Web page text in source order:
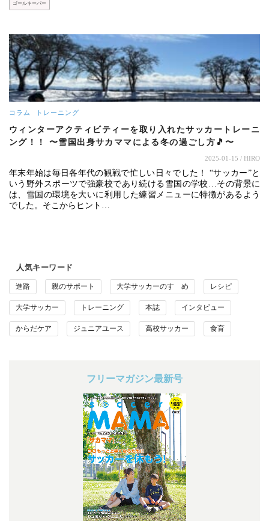
ゴールキーパー
コラム トレーニング
ウィンターアクティビティーを取り入れたサッカートレーニ
ング！！ 〜雪国出身サカママによる冬の過ごし方🎵〜
2025-01-15 / HIRO
年末年始は毎日各年代の観戦で忙しい日々でした！ “サッカー”と
いう野外スポーツで強豪校であり続ける雪国の学校…その背景に
は、雪国の環境を大いに利用した練習メニューに特徴があるよう
でした。そこからヒント…
人気キーワード
進路 親のサポート 大学サッカーのすゝめ レシピ
大学サッカー トレーニング 本誌 インタビュー
からだケア ジュニアユース 高校サッカー 食育
フリーマガジン最新号